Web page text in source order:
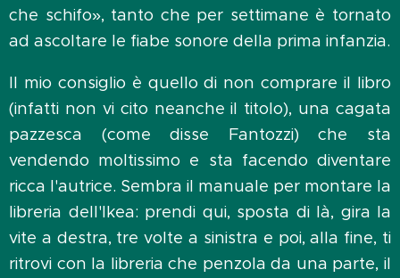
che schifo», tanto che per settimane è tornato
ad ascoltare le fiabe sonore della prima infanzia.
Il mio consiglio è quello di non comprare il libro
(infatti non vi cito neanche il titolo), una cagata
pazzesca (come disse Fantozzi) che sta
vendendo moltissimo e sta facendo diventare
ricca l'autrice. Sembra il manuale per montare la
libreria dell'Ikea: prendi qui, sposta di là, gira la
vite a destra, tre volte a sinistra e poi, alla fine, ti
ritrovi con la libreria che penzola da una parte, il